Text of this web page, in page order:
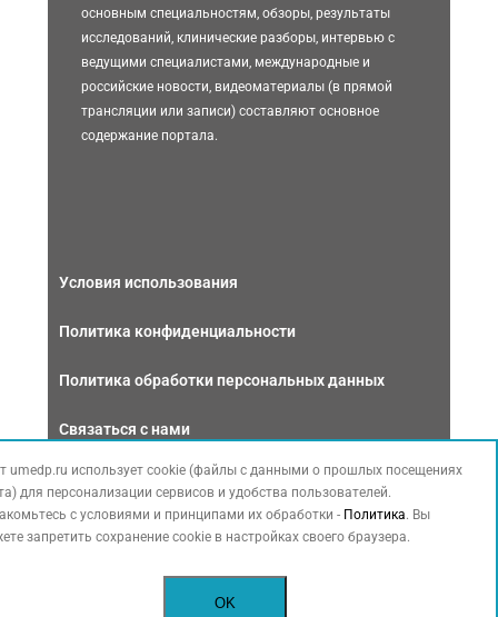
основным специальностям, обзоры, результаты
исследований, клинические разборы, интервью с
ведущими специалистами, международные и
российские новости, видеоматериалы (в прямой
трансляции или записи) составляют основное
содержание портала.
Условия использования
Политика конфиденциальности
Политика обработки персональных данных
Связаться с нами
также содержит материалы, принадлежащие третьей стороне,
охраняемые законом РФ об авторских правах.
umedp.ru использует cookie (файлы с данными о прошлых посещениях
для персонализации сервисов и удобства пользователей.
с условиями и принципами их обработки - Политика. Вы
запретить сохранение cookie в настройках своего браузера.
OK